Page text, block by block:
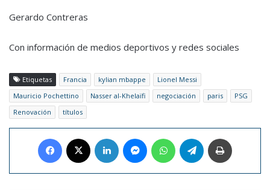
Gerardo Contreras
Con información de medios deportivos y redes sociales
Etiquetas Francia kylian mbappe
Lionel Messi
Mauricio Pochettino
Nasser al-Khelaïfi negociación paris
PSG
Renovación
títulos
Facebook LinkedIn MessengerWhatsAppTelegram